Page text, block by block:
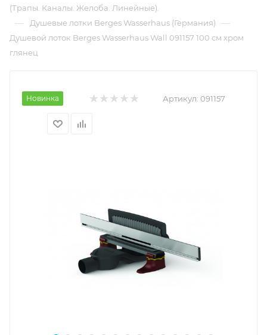
(Трапы. Каналы. Желоба. Линейные).
— Душевые лотки Berges Wasserhaus (Германия) —
Душевой лоток Berges Wasserhaus Wall 091157 100 см хром
глянец
Новинка Артикул: 091157